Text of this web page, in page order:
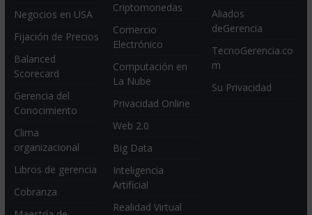
Negocios en USA
Fijación de Precios
Balanced
Scorecard
Gerencia del
Conocimiento
Clima
organizacional
Libros de gerencia
Cobranza
Criptomonedas
Comercio
Electrónico
Computación en
La Nube
Privacidad Online
Web 2.0
Big Data
Inteligencia
Artificial
Realidad Virtual
Aliados
deGerencia
TecnoGerencia.co
m
Su Privacidad